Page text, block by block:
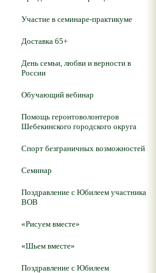
Участие в семинаре-практикуме
Доставка 65+
День семьи, любви и верности в
России
Обучающий вебинар
Помощь геронтоволонтеров
Шебекинского городского округа
Спорт безграничных возможностей
Семинар
Поздравление с Юбилеем участника
ВОВ
«Рисуем вместе»
«Шьем вместе»
Поздравление с Юбилеем